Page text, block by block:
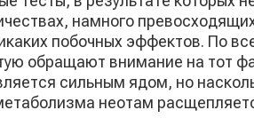
намного
побочных эффектов. По
обращают внимание на тот
сильным ядом, но
неотам